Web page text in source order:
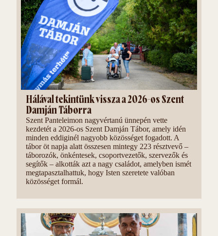
Hálával tekintünk vissza a 2026-os Szent
Damján Táborra
Szent Panteleimon nagyvértanú ünnepén vette
kezdetét a 2026-os Szent Damján Tábor, amely idén
minden eddiginél nagyobb közösséget fogadott. A
tábor öt napja alatt összesen mintegy 223 résztvevő –
táborozók, önkéntesek, csoportvezetők, szervezők és
segítők – alkották azt a nagy családot, amelyben ismét
megtapasztalhattuk, hogy Isten szeretete valóban
közösséget formál.